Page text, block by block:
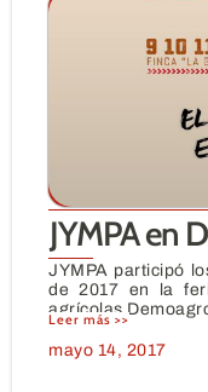
JYMPA en
JYMPA participó
de 2017 en la
agrícolas
Leer más >>
mayo 14, 2017